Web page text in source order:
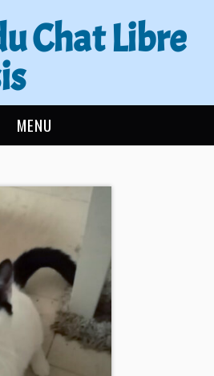
Chat Libre
MENU